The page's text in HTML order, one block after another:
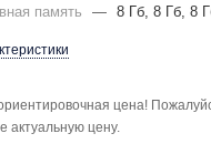
память
— 8 Гб, 8 Гб, 8
цена!
актуальную цену.